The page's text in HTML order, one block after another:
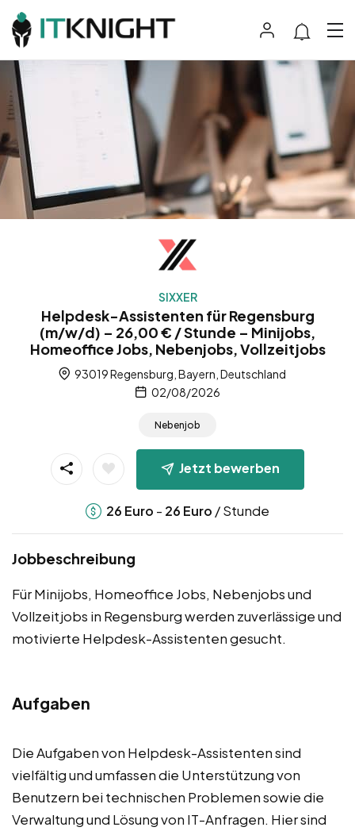
SIXXER
Helpdesk-Assistenten für Regensburg
(m/w/d) – 26,00 € / Stunde – Minijobs,
Homeoffice Jobs, Nebenjobs, Vollzeitjobs
93019 Regensburg, Bayern, Deutschland
02/08/2026
Nebenjob
Jetzt bewerben
26 Euro - 26 Euro / Stunde
Jobbeschreibung
Für Minijobs, Homeoffice Jobs, Nebenjobs und
Vollzeitjobs in Regensburg werden zuverlässige und
motivierte Helpdesk-Assistenten gesucht.
Aufgaben
Die Aufgaben von Helpdesk-Assistenten sind
vielfältig und umfassen die Unterstützung von
Benutzern bei technischen Problemen sowie die
Verwaltung und Lösung von IT-Anfragen. Hier sind